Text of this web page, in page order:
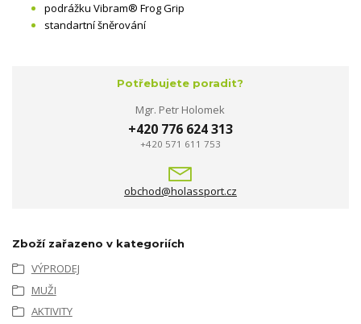
podrážku Vibram® Frog Grip
standartní šněrování
Potřebujete poradit?
Mgr. Petr Holomek
+420 776 624 313
+420 571 611 753
obchod@holassport.cz
Zboží zařazeno v kategoriích
VÝPRODEJ
MUŽI
AKTIVITY